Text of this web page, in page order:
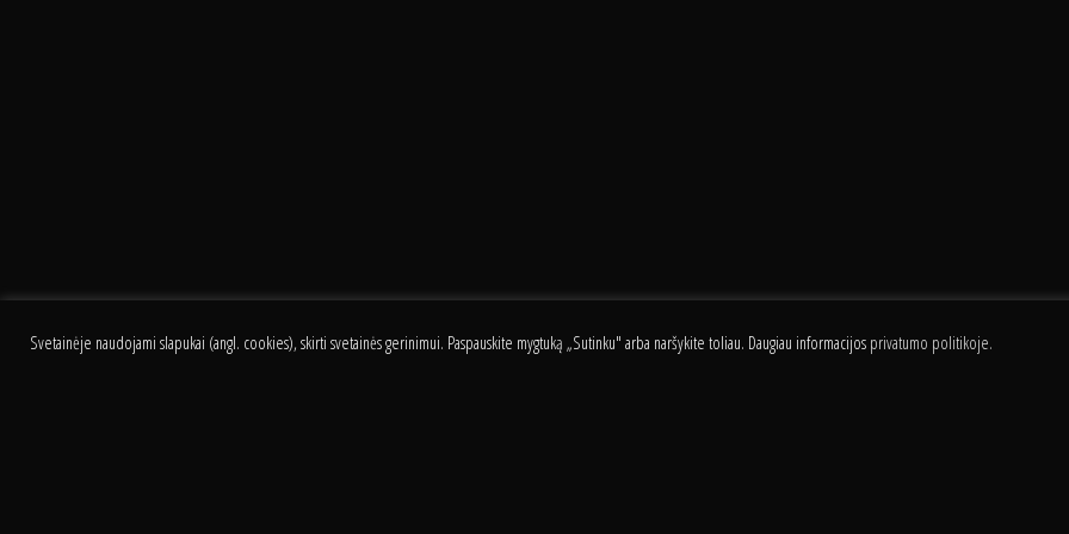
RED BULL ARAS FREESTYLE CLIP
Svetainėje naudojami slapukai (angl. cookies), skirti svetainės gerinimui. Paspauskite mygtuką „Sutinku" arba naršykite toliau. Daugiau informacijos privatumo politikoje.